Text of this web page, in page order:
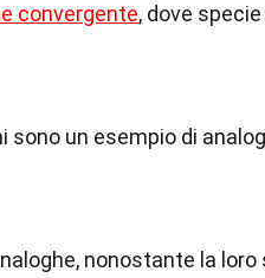
convergente, dove
sono un esempio di
nonostante la loro